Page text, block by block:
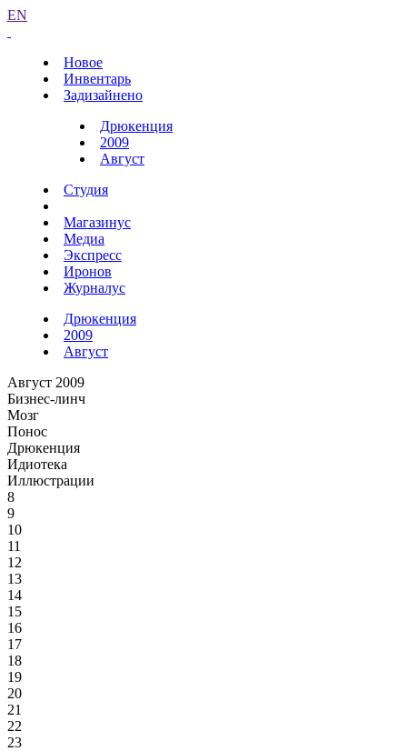
EN
Новое
Инвентарь
Задизайнено
Дрюкенция
2009
Август
Студия
Магазинус
Медиа
Экспресс
Иронов
Журналус
Дрюкенция
2009
Август
Август 2009
Бизнес-линч
Мозг
Понос
Дрюкенция
Идиотека
Иллюстрации
8
9
10
11
12
13
14
15
16
17
18
19
20
21
22
23